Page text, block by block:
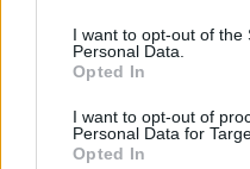
I want to opt-out of the
Personal Data.
Opted In
I want to opt-out of
Personal Data for
Opted In
Γεωργιάδης:
τη συνεργασία
27 Φεβρουαρίου 2026